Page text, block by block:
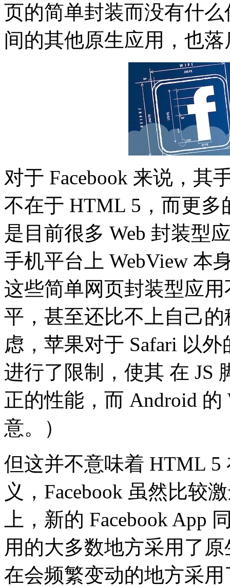
页的简单封装而没有什
间的其他原生应用，也
对于 Facebook 来说，其
不在于 HTML 5，而更
是目前很多 Web 封装型
手机平台上 WebView 本
这些简单网页封装型应
平，甚至还比不上自己
虑，苹果对于 Safari 以外
进行了限制，使其 在 JS
正的性能，而 Android
意。）
但这并不意味着 HTML
义，Facebook 虽然比较
上，新的 Facebook App
用的大多数地方采用了
在会频繁变动的地方采